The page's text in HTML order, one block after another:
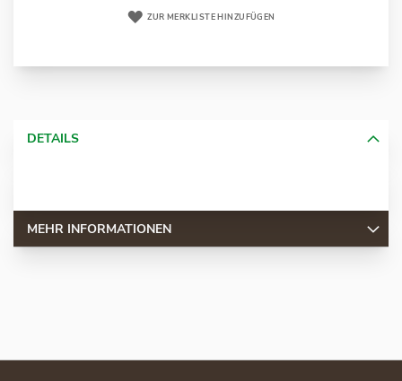
ZUR MERKLISTE HINZUFÜGEN
DETAILS
MEHR INFORMATIONEN